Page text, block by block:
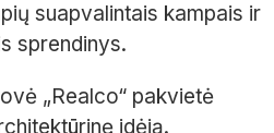
suapvalintais kampais ir
sprendinys.
„Realco“ pakvietė
idėją.